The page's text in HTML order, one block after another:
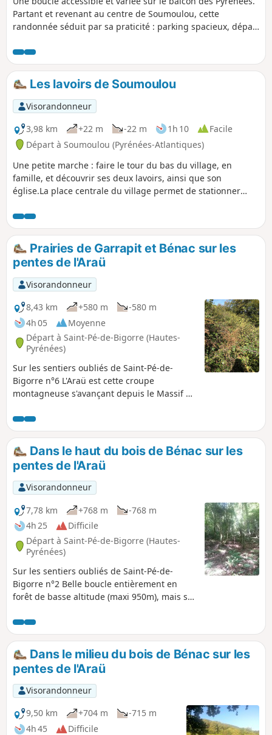
Partant et revenant au centre de Soumoulou, cette
randonnée séduit par sa praticité : parking spacieux, départ
complexe. Le tracé alterne routes tranquilles, chemins de
campagne et sentiers PR®, offrant une immersion douce
dans les paysages contrastés des Pyrénées et des plaines
béarnaises.
Les lavoirs de Soumoulou
Visorandonneur
3,98 km
+22 m -22 m 1h 10
Facile
Départ à Soumoulou (Pyrénées-Atlantiques)
Une petite marche : faire le tour du bas du village, en
famille, et découvrir ses deux lavoirs, ainsi que son
église.La place centrale du village permet de stationner
Prairies de Garrapit et Bénac sur les
pentes de l'Araü
Visorandonneur
8,43 km
+580 m
-580 m
4h 05
Moyenne
Départ à Saint-Pé-de-Bigorre (Hautes-
Pyrénées)
Sur les sentiers oubliés de Saint-Pé-de-
Bigorre n°6 L'Araü est cette croupe
montagneuse s'avançant depuis le Massif de
du village. Sa silhouette imposante et
entièrement boisée cache de jolies
clairières, autrefois prairies, des sentiers
connus et d'autres oubliés, seulement
empruntés des chasseurs et amoureux de
randonnée sous les arbres de hautes
futaies. Son sommet, surplombant le village
avec arrogance, est le Soum de las
Toupiettas (1357m).
Dans le haut du bois de Bénac sur les
pentes de l'Araü
Visorandonneur
7,78 km
+768 m
-768 m
4h 25
Difficile
Départ à Saint-Pé-de-Bigorre (Hautes-
Pyrénées)
Sur les sentiers oubliés de Saint-Pé-de-
Bigorre n°2 Belle boucle entièrement en
forêt de basse altitude (maxi 950m), mais sur
énigmatique dominant Saint-Pé. L'intérêt de
ce circuit est la découverte d'un chemin très
fréquenté autrefois par les charbonniers
("Ahumats"), en-dessous des falaises de
Couret Beroy, le "Cami deth Car". Attention,
il s'agit d'une randonnée très engagée !
Dans le milieu du bois de Bénac sur les
pentes de l'Araü
Visorandonneur
9,50 km
+704 m
-715 m
4h 45
Difficile